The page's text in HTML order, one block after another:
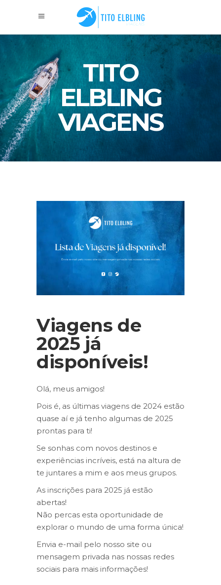
TITO
ELBLING
VIAGENS
Viagens de
2025 já
disponíveis!
Olá, meus amigos!
Pois é, as últimas viagens de 2024 estão
quase aí e já tenho algumas de 2025
prontas para ti!
Se sonhas com novos destinos e
experiências incríveis, está na altura de
te juntares a mim e aos meus grupos.
As inscrições para 2025 já estão
abertas!
Não percas esta oportunidade de
explorar o mundo de uma forma única!
Envia e-mail pelo nosso site ou
mensagem privada nas nossas redes
sociais para mais informações!